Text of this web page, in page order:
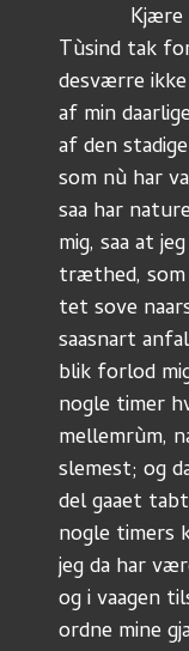
	    Kjære
Tùsind tak
desværre
af min
af den
som nù har
saa har
mig, saa at
træthed, som
tet sove
saasnart
blik forlod
nogle timer
mellemrùm,
slemest; og
del gaaet
nogle timers
jeg da har
og i vaagen
ordne mine